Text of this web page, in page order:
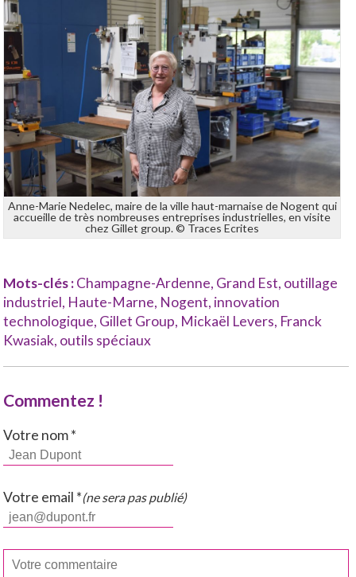
Anne-Marie Nedelec, maire de la ville haut-marnaise de Nogent qui
accueille de très nombreuses entreprises industrielles, en visite
chez Gillet group. © Traces Ecrites
Mots-clés :Champagne-Ardenne, Grand Est, outillage
industriel, Haute-Marne, Nogent, innovation
technologique, Gillet Group, Mickaël Levers, Franck
Kwasiak, outils spéciaux
Commentez !
Votre nom *
Votre email *(ne sera pas publié)